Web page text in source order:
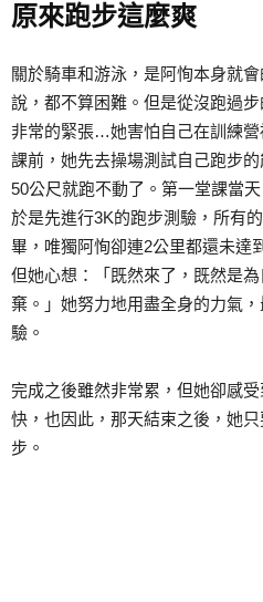
原來跑步這麼爽
關於騎車和游泳，是阿恂本身就
說，都不算困難。但是從沒跑過
非常的緊張…她害怕自己在訓練
課前，她先去操場測試自己跑步
50公尺就跑不動了。第一堂課當
於是先進行3K的跑步測驗，所有
畢，唯獨阿恂卻連2公里都還未達
但她心想：「既然來了，既然是
棄。」她努力地用盡全身的力氣
驗。
完成之後雖然非常累，但她卻感
快，也因此，那天結束之後，她
步。